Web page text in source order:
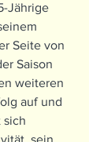
Jährige
Seite von
Saison
weiteren
auf und
sich
sein